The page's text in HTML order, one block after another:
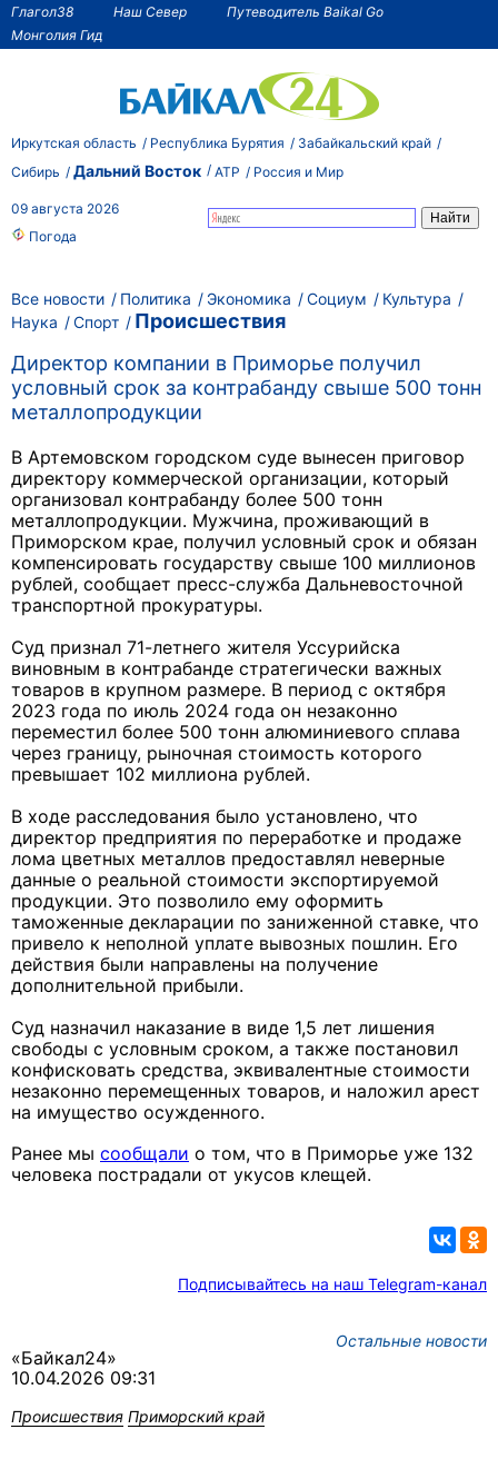
Глагол38 Наш Север
Путеводитель Baikal Go
Монголия Гид
Иркутская область Республика Бурятия
Забайкальский край
Сибирь
Дальний Восток АТР Россия и Мир
09 августа 2026
Погода
Все новости Политика Экономика Социум
Культура
Наука
Спорт
Происшествия
Директор компании в Приморье получил
условный срок за контрабанду свыше 500 тонн
металлопродукции
В Артемовском городском суде вынесен приговор
директору коммерческой организации, который
организовал контрабанду более 500 тонн
металлопродукции. Мужчина, проживающий в
Приморском крае, получил условный срок и обязан
компенсировать государству свыше 100 миллионов
рублей, сообщает пресс-служба Дальневосточной
транспортной прокуратуры.
Суд признал 71-летнего жителя Уссурийска
виновным в контрабанде стратегически важных
товаров в крупном размере. В период с октября
2023 года по июль 2024 года он незаконно
переместил более 500 тонн алюминиевого сплава
через границу, рыночная стоимость которого
превышает 102 миллиона рублей.
В ходе расследования было установлено, что
директор предприятия по переработке и продаже
лома цветных металлов предоставлял неверные
данные о реальной стоимости экспортируемой
продукции. Это позволило ему оформить
таможенные декларации по заниженной ставке, что
привело к неполной уплате вывозных пошлин. Его
действия были направлены на получение
дополнительной прибыли.
Суд назначил наказание в виде 1,5 лет лишения
свободы с условным сроком, а также постановил
конфисковать средства, эквивалентные стоимости
незаконно перемещенных товаров, и наложил арест
на имущество осужденного.
Ранее мы сообщали о том, что в Приморье уже 132
человека пострадали от укусов клещей.
Подписывайтесь на наш Telegram-канал
Остальные новости
«Байкал24»
10.04.2026 09:31
Происшествия Приморский край